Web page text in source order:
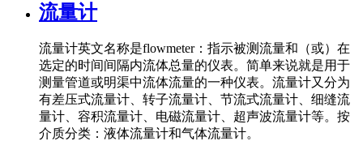
流量计
流量计英文名称是flowmeter：指示被测流量和（或）在
选定的时间间隔内流体总量的仪表。简单来说就是用于
测量管道或明渠中流体流量的一种仪表。流量计又分为
有差压式流量计、转子流量计、节流式流量计、细缝流
量计、容积流量计、电磁流量计、超声波流量计等。按
介质分类：液体流量计和气体流量计。